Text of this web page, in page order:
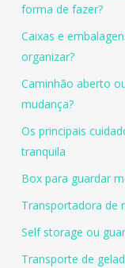
forma de fazer?
Caixas e
organizar?
Caminhão aberto
mudança?
Os principais
tranquila
Box para guardar
Transportadora de
Self storage ou
Transporte de